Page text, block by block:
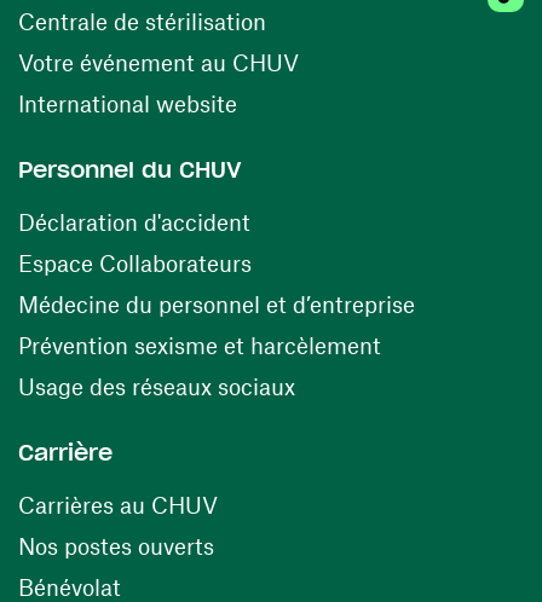
Centrale de stérilisation (ouvre une nouvelle
Votre événement au CHUV(ouvre une nouvelle
International website
Personnel du CHUV
Déclaration d'accident
Espace Collaborateurs(ouvre une nouvelle fenêtre)
Médecine du personnel et d’entreprise
Prévention sexisme et harcèlement
Usage des réseaux sociaux(ouvre une nouvelle
Carrière
Carrières au CHUV(ouvre une nouvelle fenêtre)
Nos postes ouverts(ouvre une nouvelle fenêtre)
Bénévolat